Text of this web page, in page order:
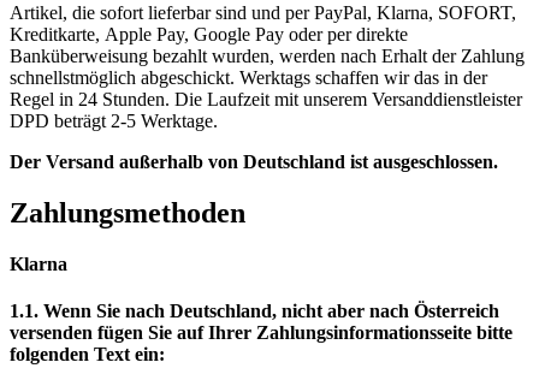
Artikel, die sofort lieferbar sind und per PayPal, Klarna, SOFORT,
Kreditkarte, Apple Pay, Google Pay oder per direkte
Banküberweisung bezahlt wurden, werden nach Erhalt der Zahlung
schnellstmöglich abgeschickt. Werktags schaffen wir das in der
Regel in 24 Stunden. Die Laufzeit mit unserem Versanddienstleister
DPD beträgt 2-5 Werktage.
Der Versand außerhalb von Deutschland ist ausgeschlossen.
Zahlungsmethoden
Klarna
1.1. Wenn Sie nach Deutschland, nicht aber nach Österreich
versenden fügen Sie auf Ihrer Zahlungsinformationsseite bitte
folgenden Text ein: